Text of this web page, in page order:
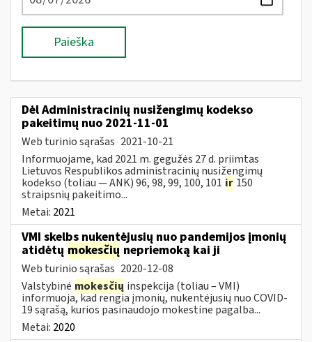
Paieška
Dėl Administracinių nusižengimų kodekso
pakeitimų nuo 2021-11-01
Web turinio sąrašas 2021-10-21
Informuojame, kad 2021 m. gegužės 27 d. priimtas
Lietuvos Respublikos administracinių nusižengimų
kodekso (toliau — ANK) 96, 98, 99, 100, 101 ir 150
straipsnių pakeitimo...
Metai: 2021
VMI skelbs nukentėjusių nuo pandemijos įmonių
atidėtų mokesčių nepriemoką kai ji
Web turinio sąrašas 2020-12-08
Valstybinė mokesčių inspekcija (toliau – VMI)
informuoja, kad rengia įmonių, nukentėjusių nuo COVID-
19 sąrašą, kurios pasinaudojo mokestine pagalba...
Metai: 2020